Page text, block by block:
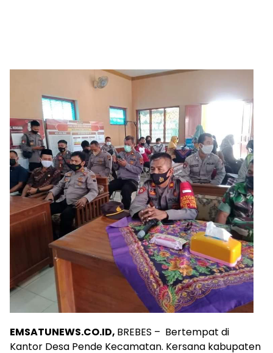
EMSATUNEWS.CO.ID, BREBES – Bertempat di
Kantor Desa Pende Kecamatan. Kersana kabupaten